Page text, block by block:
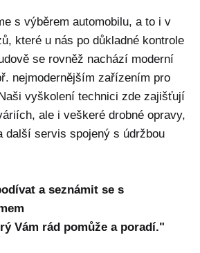
s výběrem automobilu, a to i v
které u nás po důkladné kontrole
se rovněž nachází moderní
nejmodernějším zařízením pro
vyškolení technici zde zajišťují
ale i veškeré drobné opravy,
další servis spojený s údržbou
a seznámit se s
Vám rád pomůže a poradí."